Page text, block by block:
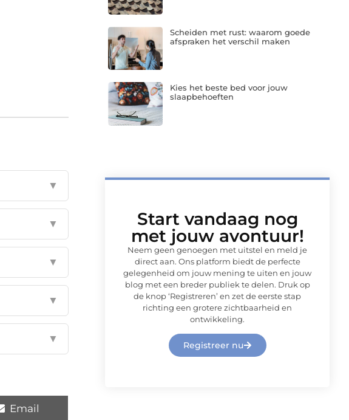
▼
▼
▼
▼
▼
Email
Scheiden met rust: waarom goede
afspraken het verschil maken
Kies het beste bed voor jouw
slaapbehoeften
Start vandaag nog
met jouw avontuur!
Neem geen genoegen met uitstel en meld je
direct aan. Ons platform biedt de perfecte
gelegenheid om jouw mening te uiten en jouw
blog met een breder publiek te delen. Druk op
de knop ‘Registreren’ en zet de eerste stap
richting een grotere zichtbaarheid en
ontwikkeling.
Registreer nu